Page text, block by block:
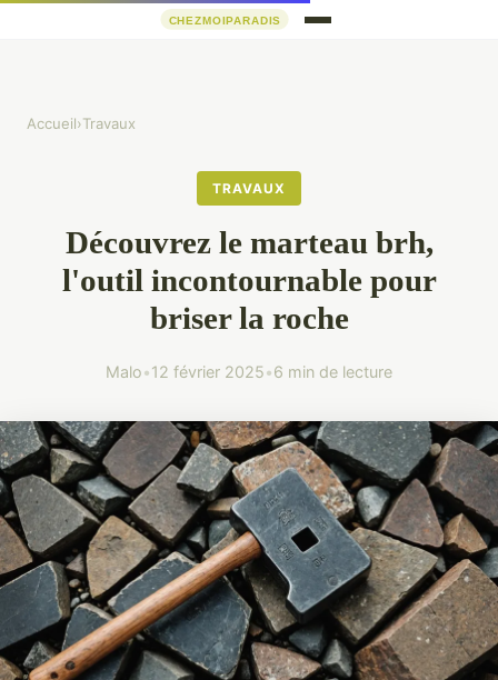
Accueil›Travaux
TRAVAUX
Découvrez le marteau brh,
l'outil incontournable pour
briser la roche
Malo•12 février 2025•6 min de lecture